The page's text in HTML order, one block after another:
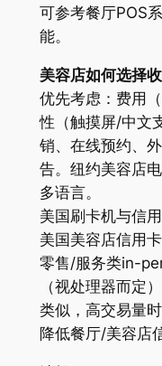
可参考餐厅POS
能。
美容店如何选择
优先考虑：费用
性（触摸屏/中文
销、在线预约、
告。纽约美容店
多语言。
美国刷卡机与信
美国美容店信用
零售/服务类in-
（视处理器而定
类似，高交易量
降低餐厅/美容店